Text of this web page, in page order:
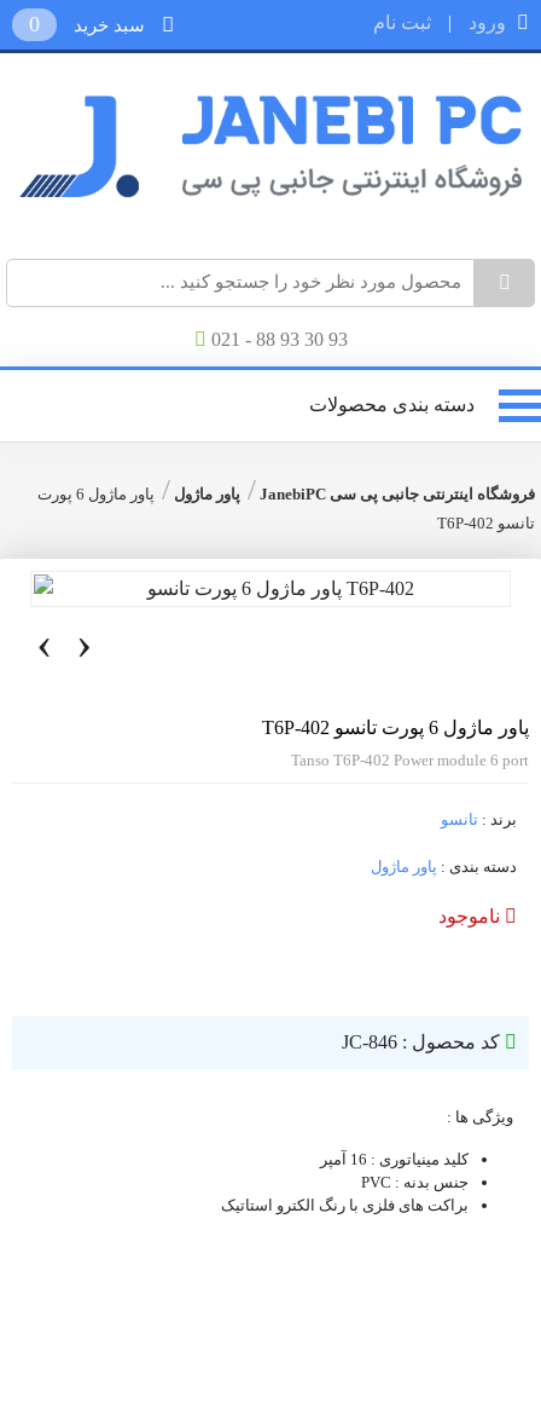
ورود | ثبت نام 0
021 - 88 93 30 93
دسته بندی محصولات
فروشگاه اینترنتی جانبی پی سی JanebiPC / پاور ماژول /
پاور ماژول 6 پورت
تانسو T6P-402
‹ ›
پاور ماژول 6 پورت تانسو T6P-402
Tanso T6P-402 Power module 6 port
برند : تانسو
دسته بندی : پاور ماژول
ناموجود
کد محصول : JC-846
ویژگی ها :
کلید مینیاتوری : 16 آمپر
جنس بدنه : PVC
براکت های فلزی با رنگ الکترو استاتیک